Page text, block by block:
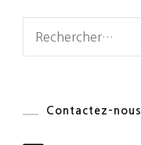
Contactez-nous